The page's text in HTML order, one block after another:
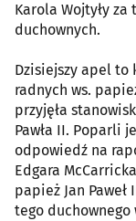
Karola Wojtyły
duchownych.
Dzisiejszy apel to
radnych ws.
przyjęła
Pawła II. Poparli
odpowiedź na
Edgara
papież Jan
tego